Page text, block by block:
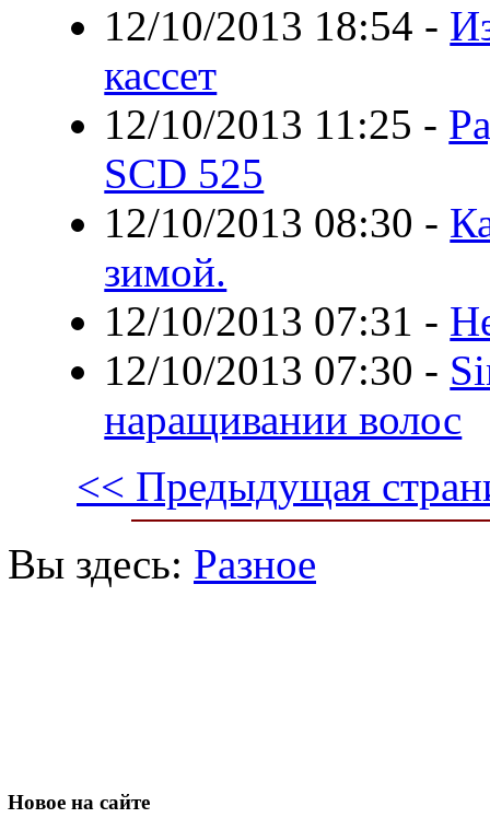
12/10/2013 18:54 -
кассет
12/10/2013 11:25 -
SCD 525
12/10/2013 08:30 -
зимой.
12/10/2013 07:31 -
12/10/2013 07:30 -
наращивании волос
<< Предыдущая
Вы здесь: Разное
Новое на сайте